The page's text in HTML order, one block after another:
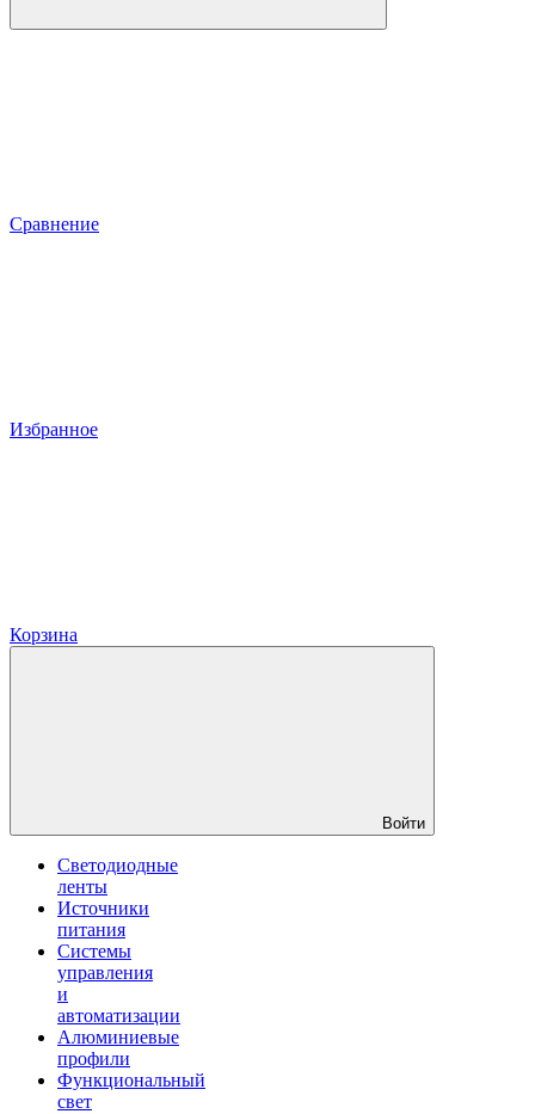
Сравнение
Избранное
Корзина
Войти
Светодиодные
ленты
Источники
питания
Системы
управления
и
автоматизации
Алюминиевые
профили
Функциональный
свет